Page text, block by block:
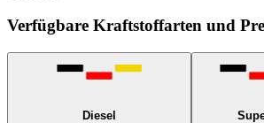
Verfügbare Kraftstoffarten und
Diesel